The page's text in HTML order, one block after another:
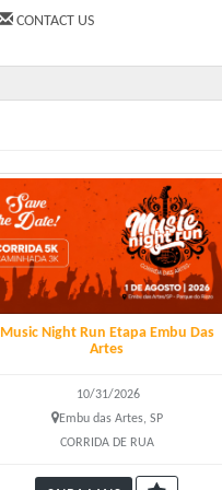
CONTACT US
Music Night Run Etapa Embu Das
Artes
10/31/2026
Embu das Artes, SP
CORRIDA DE RUA